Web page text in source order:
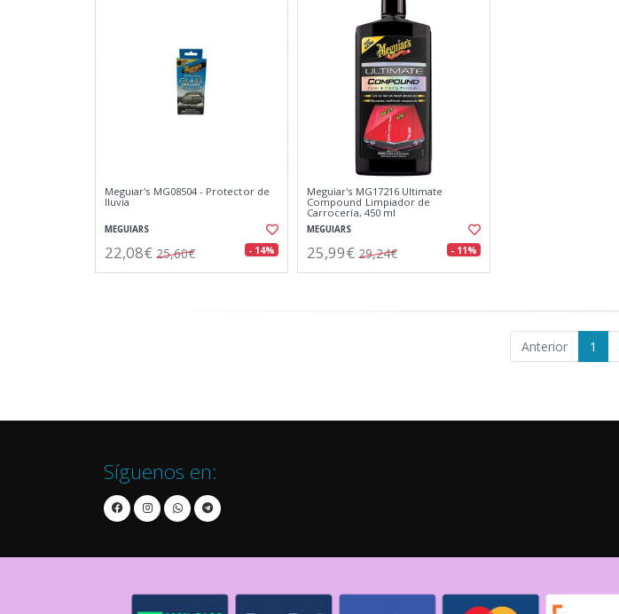
Meguiar's MG08504 - Protector de
lluvia
MEGUIARS
22,08€ 25,60€ - 14%
Meguiar's MG17216 Ultimate
Compound Limpiador de
Carrocería, 450 ml
MEGUIARS
25,99€ 29,24€ - 11%
Anterior 1
Síguenos en: